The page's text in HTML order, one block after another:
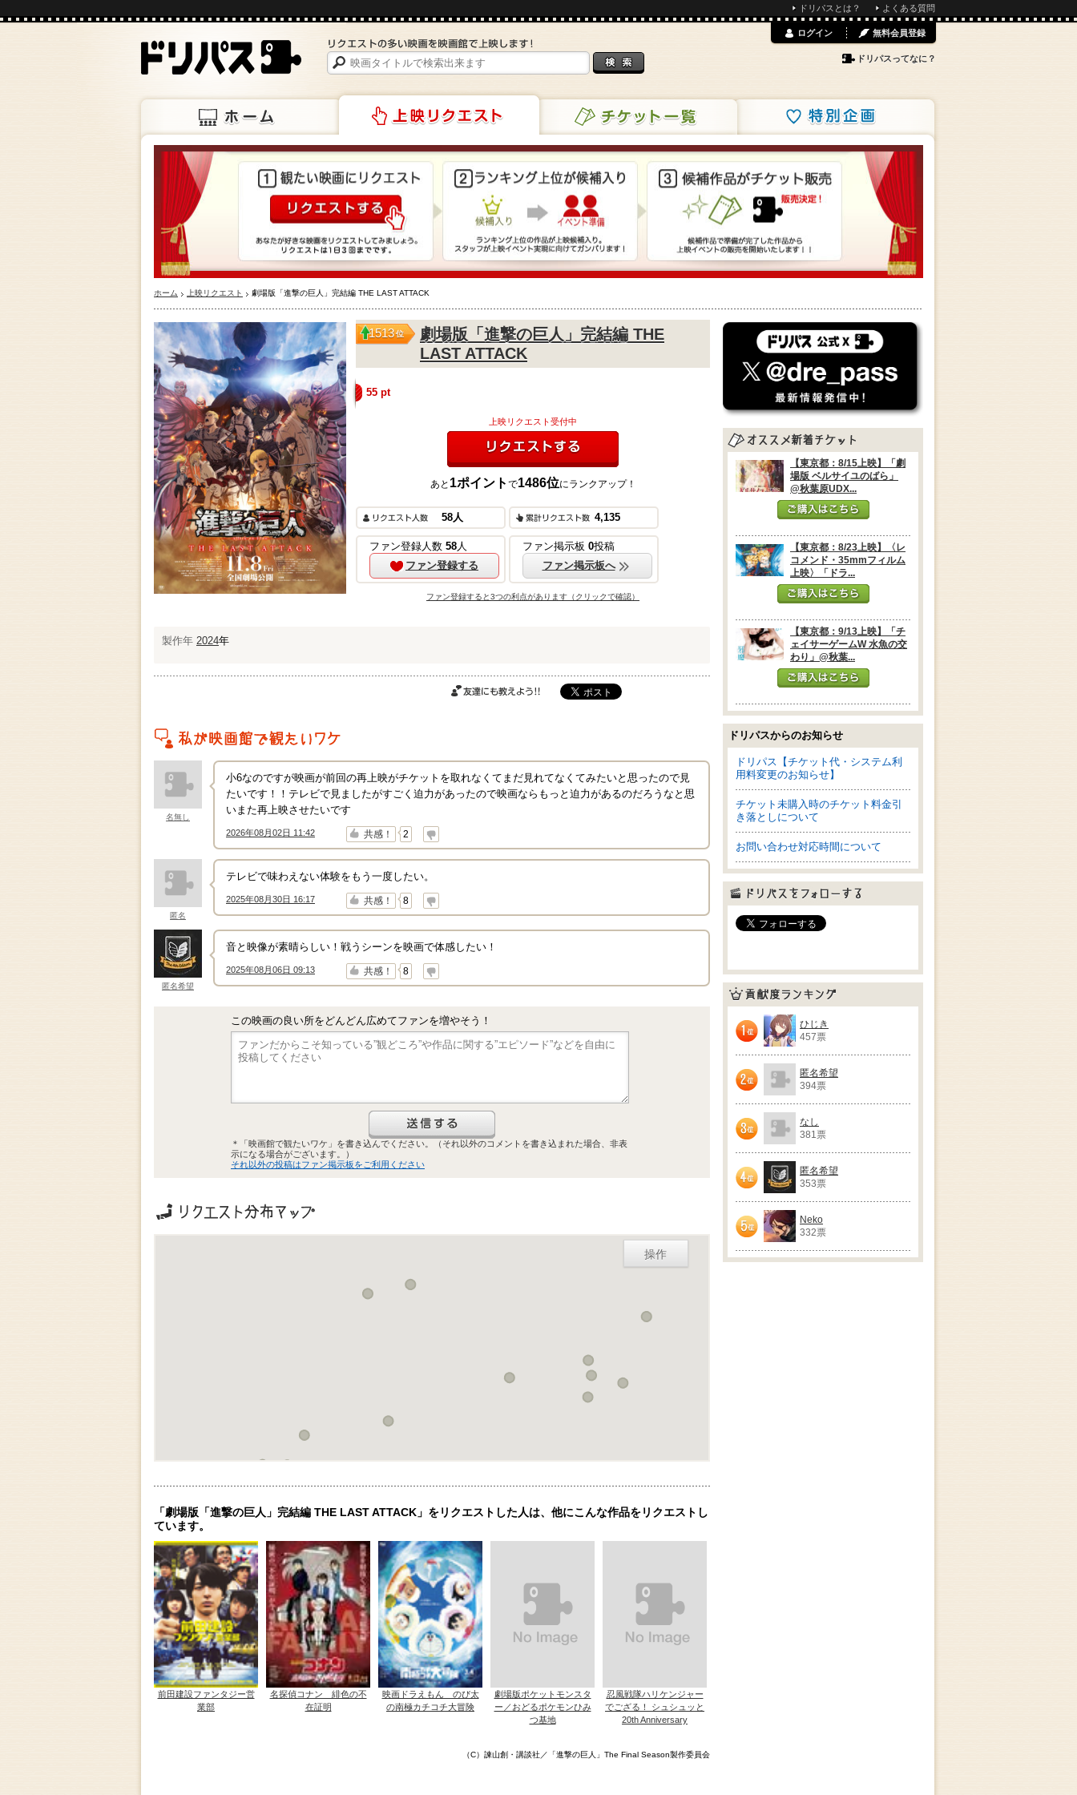
ドリパスとは？ よくある質問
チケット一覧 特別企画
ログイン 無料会員登録
ドリパスってなに？
ホーム 上映リクエスト 劇場版「進撃の巨人」完結編 THE LAST ATTACK
1513位
劇場版「進撃の巨人」完結編 THE
LAST ATTACK
55 pt
上映リクエスト受付中
リクエストする
あと 1ポイント で1486位にランクアップ！
58人 4,135
ファン登録人数 58人
ファン登録する
ファン掲示板 0投稿
ファン掲示板へ
ファン登録すると3つの利点があります（クリックで確認）
製作年 2024年
私がこの作品を映画館で観たいワケ
名無し
小6なのですが映画が前回の再上映がチケットを取れなくてまだ見れてなくてみたいと思ったので見
たいです！！テレビで見ましたがすごく迫力があったので映画ならもっと迫力があるのだろうなと思
いまた再上映させたいです
2026年08月02日 11:42
↑ 共感！ 2
↓
匿名
テレビで味わえない体験をもう一度したい。
2025年08月30日 16:17
↑ 共感！ 8
↓
匿名希望
音と映像が素晴らしい！戦うシーンを映画で体感したい！
2025年08月06日 09:13
↑ 共感！ 8
↓
この映画の良い所をどんどん広めてファンを増やそう！
＊「映画館で観たいワケ」を書き込んでください。（それ以外のコメントを書き込まれた場合、非表
示になる場合がございます。）
それ以外の投稿はファン掲示板をご利用ください
操作
「劇場版「進撃の巨人」完結編 THE LAST ATTACK」をリクエストした人は、他にこんな作品をリクエストし
ています。
前田建設ファンタジー営
業部
名探偵コナン 緋色の不
在証明
映画ドラえもん のび太
の南極カチコチ大冒険
劇場版ポケットモンスタ
ー／おどるポケモンひみ
つ基地
忍風戦隊ハリケンジャー
でござる！ シュシュッと
20th Anniversary
（C）諫山創・講談社／「進撃の巨人」The Final Season製作委員会
【東京都：8/15上映】「劇
場版 ベルサイユのばら」
@秋葉原UDX...
ご購入はこちら
【東京都：8/23上映】〈レ
コメンド・35mmフィルム
上映〉「ドラ...
【東京都：9/13上映】「チ
ェイサーゲームW 水魚の交
わり」@秋葉...
ご購入はこちら
ドリパスからのお知らせ
ドリパス【チケット代・システム利
用料変更のお知らせ】
チケット未購入時のチケット料金引
き落としについて
お問い合わせ対応時間について
ドリパスをフォローする
貢献度ランキングひじき
457票
匿名希望
394票
なし
381票
匿名希望
353票
Neko
332票